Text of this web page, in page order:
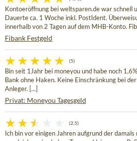
Kontoeröffnung bei weltsparen.de war schnell
Dauerte ca. 1 Woche inkl. PostIdent.
innerhalb von 2 Tagen auf dem MHB-Konto.
Fibank Festgeld
(5)
Bin seit 1Jahr bei moneyou und habe noch
Bank ohne Haken. Keine Einschränkung bei
Anleger. [...]
Privat: Moneyou Tagesgeld
(2,5)
Ich bin vor einigen Jahren aufgrund der damals